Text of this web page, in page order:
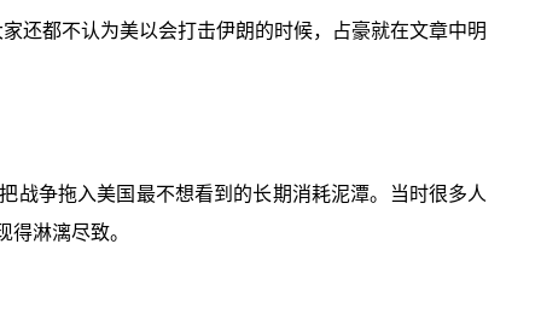
还都不认为美以会打击伊朗的时候，占豪就在文章中明
战争拖入美国最不想看到的长期消耗泥潭。当时很多人
淋漓尽致。